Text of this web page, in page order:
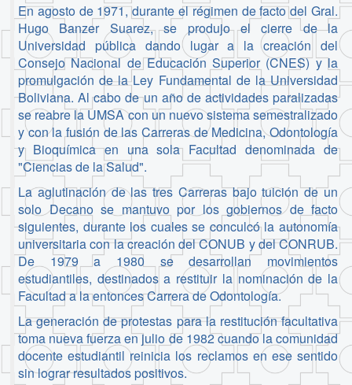
En agosto de 1971, durante el régimen de facto del Gral.
Hugo Banzer Suarez, se produjo el cierre de la
Universidad pública dando lugar a la creación del
Consejo Nacional de Educación Superior (CNES) y la
promulgación de la Ley Fundamental de la Universidad
Boliviana. Al cabo de un año de actividades paralizadas
se reabre la UMSA con un nuevo sistema semestralizado
y con la fusión de las Carreras de Medicina, Odontología
y Bioquímica en una sola Facultad denominada de
"Ciencias de la Salud".
La aglutinación de las tres Carreras bajo tuición de un
solo Decano se mantuvo por los gobiernos de facto
siguientes, durante los cuales se conculcó la autonomía
universitaria con la creación del CONUB y del CONRUB.
De 1979 a 1980 se desarrollan movimientos
estudiantiles, destinados a restituir la nominación de la
Facultad a la entonces Carrera de Odontología.
La generación de protestas para la restitución facultativa
toma nueva fuerza en julio de 1982 cuando la comunidad
docente estudiantil reinicia los reclamos en ese sentido
sin lograr resultados positivos.